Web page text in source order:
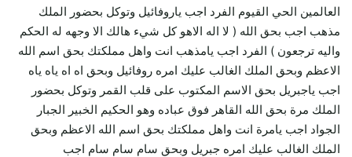
العالمين الحي القيوم الفرد اجب ياروفائيل وتوكل بحضور الملك
مذهب اجب بحق الله ( لا اله الاهو كل شيء هالك الا وجهه له الحكم
واليه ترجعون ) الفرد اجب يامذهب انت واهل مملكتك بحق اسم الله
الاعظم وبحق الملك الغالب عليك امره روفائيل وبحق اه اه ياه ياه
اجب ياجبريل بحق الاسم المكتوب على قلب القمر وتوكل بحضور
الملك مرة بحق الله القاهر فوق عباده وهو الحكيم الخبير الجبار
الجواد اجب يامرة انت واهل مملكتك بحق اسم الله الاعظم وبحق
الملك الغالب عليك امره جبريل وبحق سام سام سام اجب